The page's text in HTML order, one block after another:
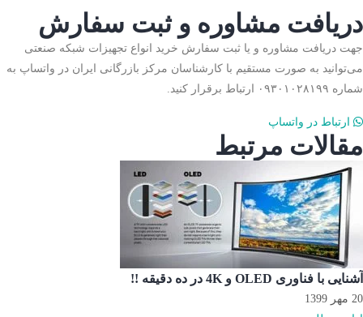
دریافت مشاوره و ثبت سفارش
جهت دریافت مشاوره و یا ثبت سفارش خرید انواع تجهیزات شبکه صنعتی
می‌توانید به صورت مستقیم با کارشناسان مرکز بازرگانی ایران در واتساپ به
شماره ۰۹۳۰۱۰۲۸۱۹۹ ارتباط برقرار کنید.
ارتباط در واتساپ
مقالات مرتبط
آشنایی با فناوری OLED و 4K در ده دقیقه !!
20 مهر 1399